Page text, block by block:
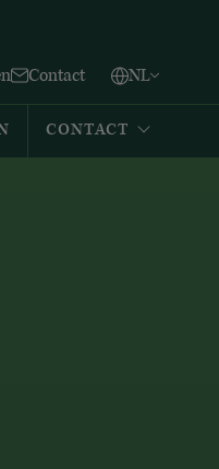
Contact NL
Español
CONTACT